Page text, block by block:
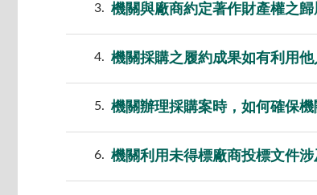
3 機關與廠商約定著作財產權之
4 機關採購之履約成果如有利用
5 機關辦理採購案時，如何確保
6 機關利用未得標廠商投標文件